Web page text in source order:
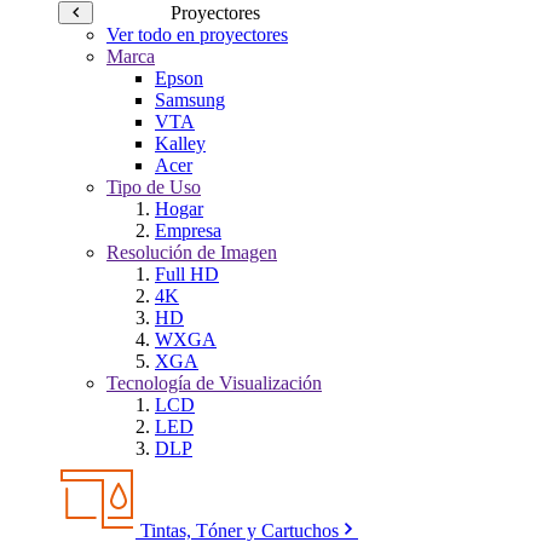
Proyectores
Ver todo en proyectores
Marca
Epson
Samsung
VTA
Kalley
Acer
Tipo de Uso
Hogar
Empresa
Resolución de Imagen
Full HD
4K
HD
WXGA
XGA
Tecnología de Visualización
LCD
LED
DLP
Tintas, Tóner y Cartuchos